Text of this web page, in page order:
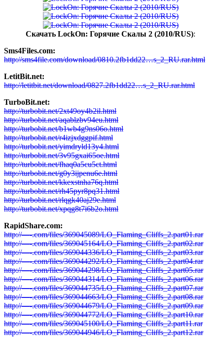
Скачать LockOn: Горячие Скалы 2 (2010/RUS):
Sms4Files.com:
http://sms4file.com/download/0810.2fb1dd22…s_2_RU.rar.html
LetitBit.net:
http://letitbit.net/download/0827.2fb1dd22…s_2_RU.rar.html
TurboBit.net:
http://turbobit.net/2xt49oy4b2il.html
http://turbobit.net/aqablzbv94eu.html
http://turbobit.net/b1wb4g9ns06o.html
http://turbobit.net/r4izjxdggpif.html
http://turbobit.net/yimdryld13y4.html
http://turbobit.net/3v95gxai65oe.html
http://turbobit.net/fhaq0a5cu5ct.html
http://turbobit.net/g0y3ijpenu6e.html
http://turbobit.net/kkexstnha76q.html
http://turbobit.net/rh45pyr8pq31.html
http://turbobit.net/rlqgk40aj29e.html
http://turbobit.net/xpqg8t7i6b2o.html
RapidShare.com:
http://—-.com/files/369045089/LO_Flaming_Cliffs_2.part01.rar
http://—-.com/files/369045164/LO_Flaming_Cliffs_2.part02.rar
http://—-.com/files/369044336/LO_Flaming_Cliffs_2.part03.rar
http://—-.com/files/369044292/LO_Flaming_Cliffs_2.part04.rar
http://—-.com/files/369044298/LO_Flaming_Cliffs_2.part05.rar
http://—-.com/files/369044314/LO_Flaming_Cliffs_2.part06.rar
http://—-.com/files/369044735/LO_Flaming_Cliffs_2.part07.rar
http://—-.com/files/369044663/LO_Flaming_Cliffs_2.part08.rar
http://—-.com/files/369044679/LO_Flaming_Cliffs_2.part09.rar
http://—-.com/files/369044772/LO_Flaming_Cliffs_2.part10.rar
http://—-.com/files/369045100/LO_Flaming_Cliffs_2.part11.rar
http://—-.com/files/369044946/LO_Flaming_Cliffs_2.part12.rar